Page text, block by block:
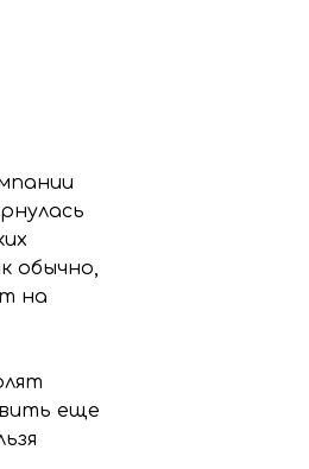
обычно,
на
еще